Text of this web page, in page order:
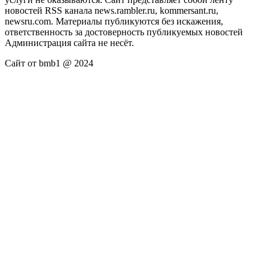
новостей RSS канала news.rambler.ru, kommersant.ru,
newsru.com. Материалы публикуются без искажения,
ответственность за достоверность публикуемых новостей
Администрация сайта не несёт.
Сайт от bmb1 @ 2024